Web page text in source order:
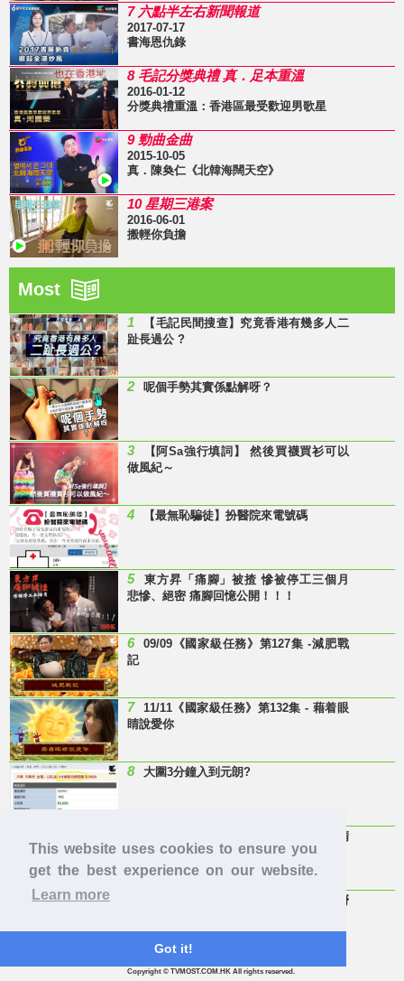
This website uses cookies to ensure you
get the best experience on our website.
Learn more
Got it!
7 六點半左右新聞報道
2017-07-17
書海恩仇錄
8 毛記分獎典禮 真．足本重溫
2016-01-12
分獎典禮重溫：香港區最受歡迎男歌星
9 勁曲金曲
2015-10-05
真．陳奐仁《北韓海闊天空》
10 星期三港案
2016-06-01
搬輕你負擔
Most
1
【毛記民間搜查】究竟香港有幾多人二
趾長過公 ?
2 呢個手勢其實係點解呀？
3
【阿Sa強行填詞】 然後買襪買衫可以
做風紀～
4 【最無恥騙徒】扮醫院來電號碼
5
東方昇「痛腳」被揸 慘被停工三個月
悲慘、絕密 痛腳回憶公開！！！
6
09/09《國家級任務》第127集 -減肥戰
記
7
11/11《國家級任務》第132集 - 藉着眼
睛說愛你
8 大圍3分鐘入到元朗?
Last Minute 迎接Baby雞精班！滴雞精
邊隻好？
【童年回憶】 有冇人記得呢兩隻嘢
Copyright © TVMOST.COM.HK All rights reserved.